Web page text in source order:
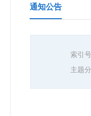
通知公告
索引号
主题